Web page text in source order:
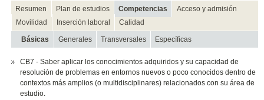
Resumen Plan de estudios Competencias
Acceso y admisión
Movilidad
Inserción laboral Calidad
Básicas Generales Transversales Específicas
CB7 - Saber aplicar los conocimientos adquiridos y su capacidad de
resolución de problemas en entornos nuevos o poco conocidos dentro de
contextos más amplios (o multidisciplinares) relacionados con su área de
estudio.